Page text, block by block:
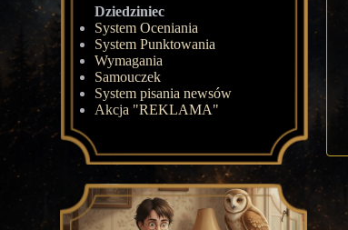
Dziedziniec
System Oceniania
System Punktowania
Wymagania
Samouczek
System pisania newsów
Akcja "REKLAMA"